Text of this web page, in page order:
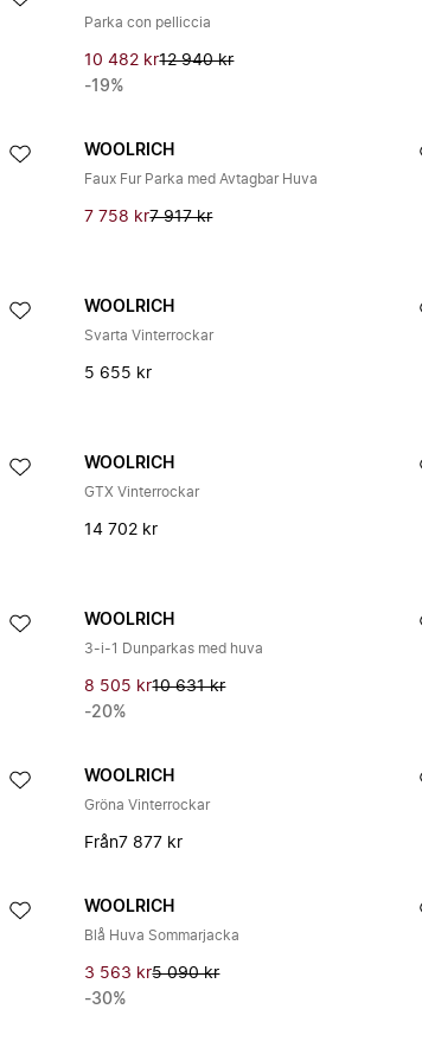
Parka con pelliccia
10 482 kr12 940 kr
-19%
WOOLRICH
Faux Fur Parka med Avtagbar Huva
7 758 kr7 917 kr
WOOLRICH
Svarta Vinterrockar
5 655 kr
WOOLRICH
GTX Vinterrockar
14 702 kr
WOOLRICH
3-i-1 Dunparkas med huva
8 505 kr10 631 kr
-20%
WOOLRICH
Gröna Vinterrockar
Från7 877 kr
WOOLRICH
Blå Huva Sommarjacka
3 563 kr5 090 kr
-30%